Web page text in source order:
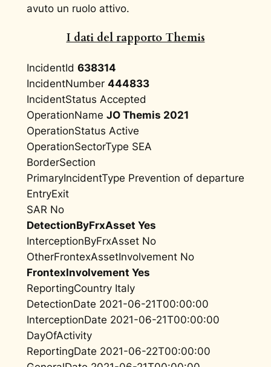
avuto un ruolo attivo.
I dati del rapporto Themis
IncidentId 638314
IncidentNumber 444833
IncidentStatus Accepted
OperationName JO Themis 2021
OperationStatus Active
OperationSectorType SEA
BorderSection
PrimaryIncidentType Prevention of departure
EntryExit
SAR No
DetectionByFrxAsset Yes
InterceptionByFrxAsset No
OtherFrontexAssetInvolvement No
FrontexInvolvement Yes
ReportingCountry Italy
DetectionDate 2021-06-21T00:00:00
InterceptionDate 2021-06-21T00:00:00
DayOfActivity
ReportingDate 2021-06-22T00:00:00